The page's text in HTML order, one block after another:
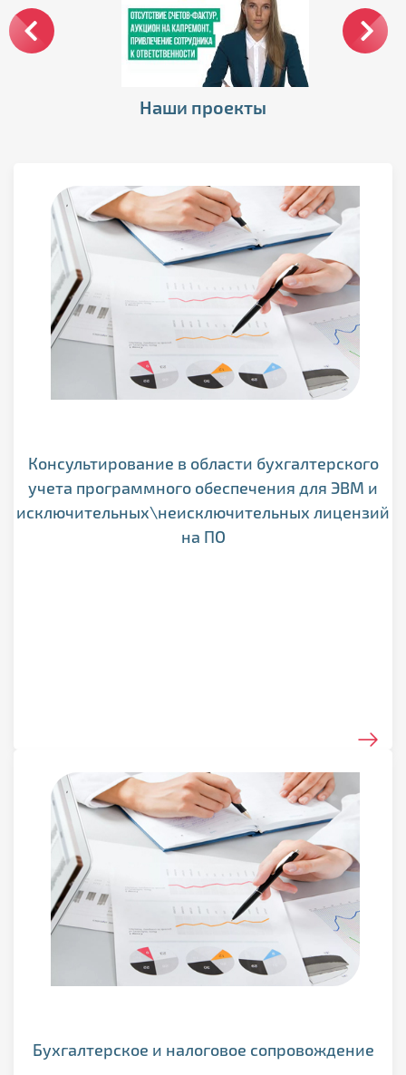
Наши проекты
Консультирование в области бухгалтерского
учета программного обеспечения для ЭВМ и
исключительных\неисключительных лицензий
на ПО
Бухгалтерское и налоговое сопровождение